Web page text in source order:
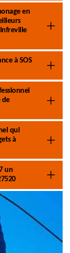
en
à SOS
de
qui
à
un